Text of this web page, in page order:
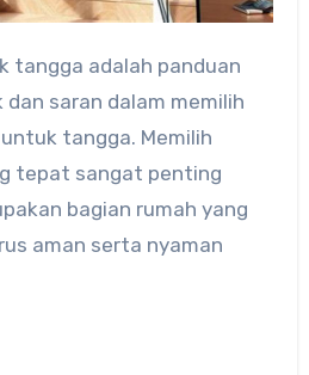
saran dalam memilih
tangga. Memilih
tepat sangat penting
bagian rumah yang
aman serta nyaman